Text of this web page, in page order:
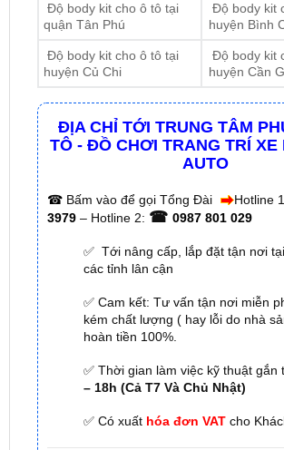
Độ body kit cho ô tô tại
huyện Củ Chi
Độ body kit
huyện Cần
ĐỊA CHỈ TỚI TRUNG TÂM
TÔ - ĐỒ CHƠI TRANG TRÍ XE
☎Bấm vào để gọi Tổng Đài Hotline
0987 801 029
✅ Tới nâng cấp, lắp đặt tận nơi
các tỉnh lân cận
✅ Cam kết: Tư vấn tận nơi miễn
kém chất lượng ( hay lỗi do nhà
✅ Thời gian làm việc kỹ thuật gắn
– 18h (Cả T7 Và Chủ Nhật)
✅ Có xuấthóa đơn VATcho
🌐 Chi Nhánh 1: 277–279 Đường số 9A,